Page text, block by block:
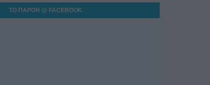
ΤΟ ΠΑΡΟΝ @ FACEBOOK